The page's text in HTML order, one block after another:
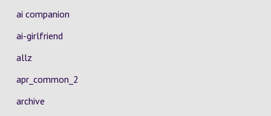
ai companion
ai-girlfriend
allz
apr_common_2
archive